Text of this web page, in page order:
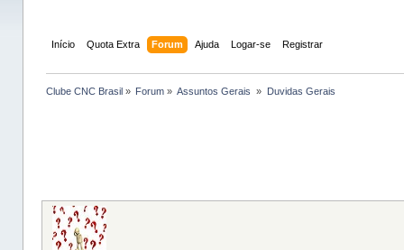
Início Quota Extra Forum Ajuda Logar-se Registrar
Clube CNC Brasil» Forum » Assuntos Gerais » Duvidas Gerais